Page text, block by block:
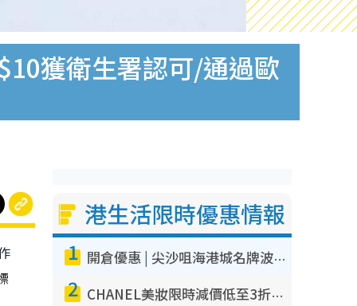
獲衛生署認可/通過歐
港生活限時優惠情報
1 開倉優惠 | 尖沙咀海港城名牌波鞋開倉低至1折！On鞋$899起／Joy&Peace鞋履$98起
2 CHANEL美妝限時減價低至3折！人氣粉底/唇膏/精華液低至$275！COCO香水都有平